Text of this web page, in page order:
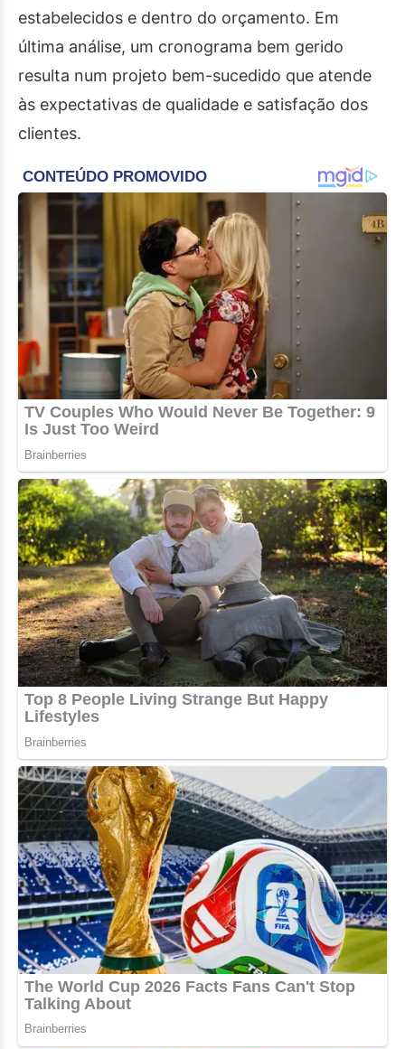
estabelecidos e dentro do orçamento. Em
última análise, um cronograma bem gerido
resulta num projeto bem-sucedido que atende
às expectativas de qualidade e satisfação dos
clientes.